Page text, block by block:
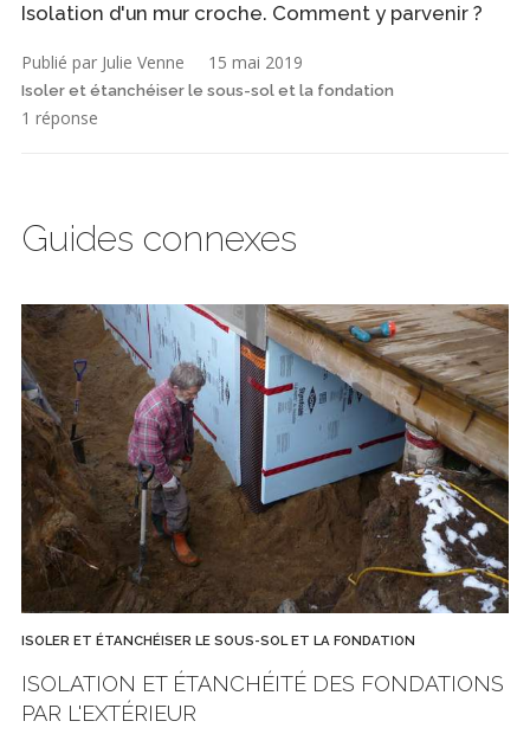
Isolation d'un mur croche. Comment y parvenir ?
Publié par Julie Venne 15 mai 2019
Isoler et étanchéiser le sous-sol et la fondation
1 réponse
Guides connexes
ISOLER ET ÉTANCHÉISER LE SOUS-SOL ET LA FONDATION
ISOLATION ET ÉTANCHÉITÉ DES FONDATIONS
PAR L'EXTÉRIEUR